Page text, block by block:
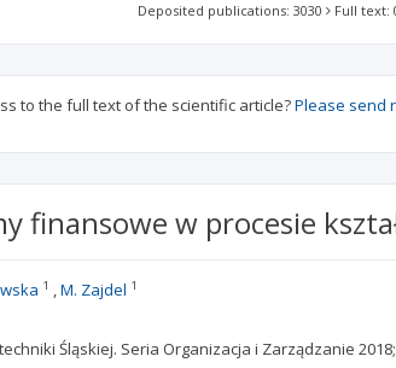
Deposited publications: 3030 Full text:
to the full text of the scientific article?Please send
finansowe w procesie
1 M. Zajdel 1
Śląskiej. Seria Organizacja i Zarządzanie 2018;